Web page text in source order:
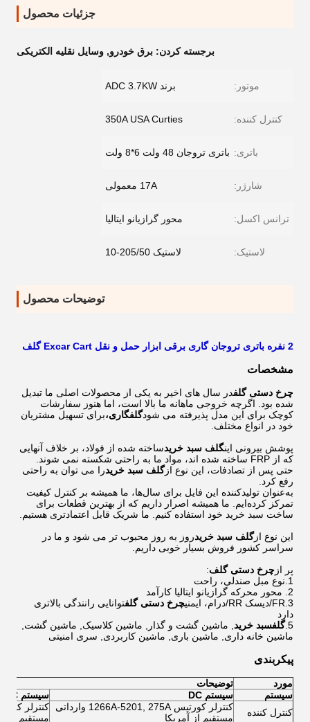
جزئیات محصول
برجسته کردن: برق خودرو, وسایل نقلیه الکتریکی
موتور: برند ADC 3.7KW
کنترل کننده: 350A USA Curties
باتری: باتری تروجان 48 ولت 6*8 ولت
شارژر: 17A معمولی
ترانس اکسل: محور گرازیانو ایتالیا
لاستیک: لاستیک 205/50-10
توضیحات محصول
2 نفره باتری تروجان گاری برقی ابزار حمل و نقل Excar Cart گلف
مشخصات
چرخ دستی گلفدر سال های اخیر به یکی از محصولات اصلی ما تبدیل
شده بود. اگرچه خروجی ماهانه ما بالا است، اما هنوز سفارشات
کوچک برای این مدل پذیرفته می شودگلفگاری،برای تسهیل مشتریان
خود در انواع مختلف.
پوشش بیرونی اینگلف سبد خریدساخته شده از فولاد، بر خلاف آنهایی
که از FRP ساخته شده اند، مواد ما به راحتی شکسته نمی شوند.
حتی پس از تصادفات، این نوع ازگلف سبد خریدرا می توان به راحتی
رفع کرد.
به‌عنوان تولیدکننده این فایل برای سال‌ها، ما همیشه بر کنترل کیفیت
تمرکز کرده‌ایم. ما همیشه اصرار داریم که از بهترین قطعات برای
ساخت سبد خرید خود استفاده کنیم. ما شریک قابل اعتمادتری هستیم.
این نوع ازگلف سبد خریدروز به روز محبوب تر می شود و ما در
سراسر کشور فروش بسیار خوبی داریم.
پر از چرخ دستی گلف:
1.نوع مبل صندلی، راحت
2. محور محرکه گرازیانو ایتالیا کارآمد
3.FR/دیسک RR/درام، ایمنی
چرخ دستی گلفتوانایی رانندگی بالاتری
دارد
5. گلفسبد خرید , ماشین گشت و گذار, ماشین کلاسیک, ماشین گشت,
ماشین خانه داری, ماشین باری, ماشین کاربردی, سری امنیتی
پیکربندی
مورد
توضیحات
سیستم
سیستم DC
سیستم AC
کنترل کننده
کنترلر کورتیس 1266A-5201, 275A وارداتی
مستقیم از آمریکا
مستقیم از